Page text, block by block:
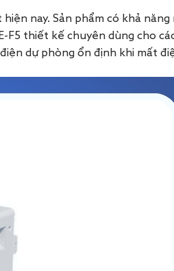
nay. Sản phẩm có khả
F5 thiết kế chuyên dùng cho
dự phòng ổn định khi mất